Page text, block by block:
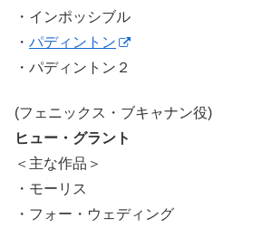
・インポッシブル
・ パディントン
・パディントン２
(フェニックス・ブキャナン役)
ヒュー・グラント
＜主な作品＞
・モーリス
・フォー・ウェディング